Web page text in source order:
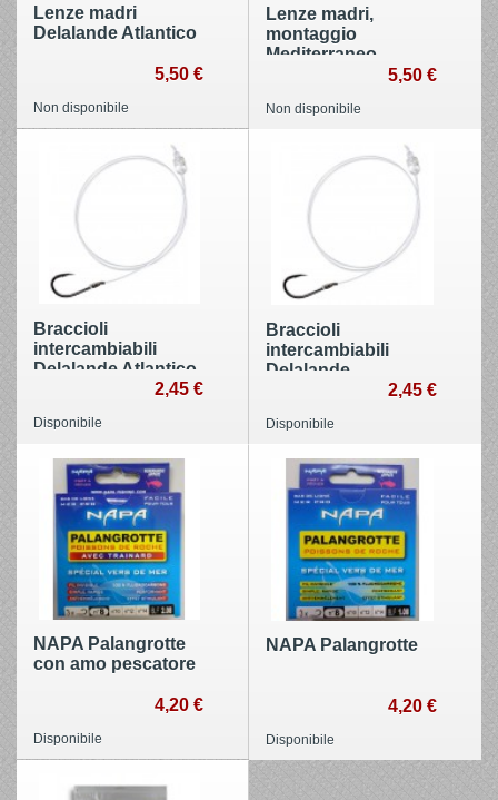
Lenze madri
Delalande Atlantico
5,50 €
Non disponibile
Lenze madri,
montaggio
Mediterraneo
5,50 €
Non disponibile
Braccioli
intercambiabili
Delalande Atlantico
2,45 €
Disponibile
Braccioli
intercambiabili
Delalande
Mediterraneo 35 cm
2,45 €
Disponibile
NAPA Palangrotte
con amo pescatore
4,20 €
Disponibile
NAPA Palangrotte
4,20 €
Disponibile